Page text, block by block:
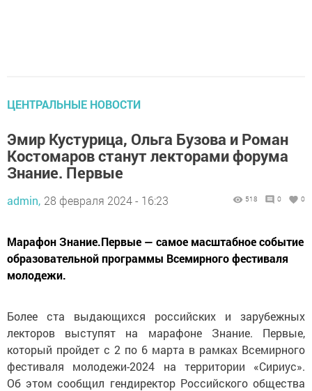
ЦЕНТРАЛЬНЫЕ НОВОСТИ
Эмир Кустурица, Ольга Бузова и Роман
Костомаров станут лекторами форума
Знание. Первые
admin, 28 февраля 2024 - 16:23 518 0 0
Марафон Знание.Первые — самое масштабное событие
образовательной программы Всемирного фестиваля
молодежи.
Более ста выдающихся российских и зарубежных
лекторов выступят на марафоне Знание. Первые,
который пройдет с 2 по 6 марта в рамках Всемирного
фестиваля молодежи-2024 на территории «Сириус».
Об этом сообщил гендиректор Российского общества